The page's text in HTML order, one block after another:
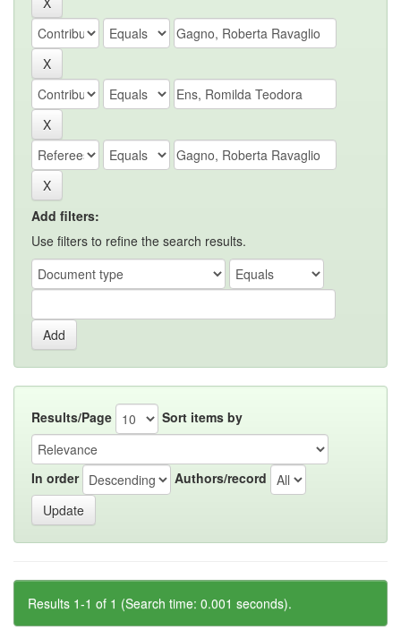
Add filters:
Use filters to refine the search results.
Results/Page Sort items by
In order Authors/record
Results 1-1 of 1 (Search time: 0.001 seconds).